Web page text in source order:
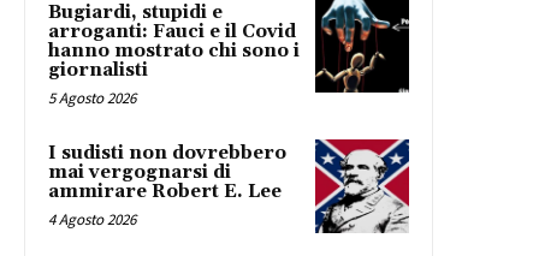
Bugiardi, stupidi e
arroganti: Fauci e il Covid
hanno mostrato chi sono i
giornalisti
5 Agosto 2026
I sudisti non dovrebbero
mai vergognarsi di
ammirare Robert E. Lee
4 Agosto 2026